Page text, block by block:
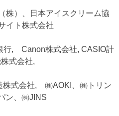
株）、日本アイスクリーム協
イト株式会社
行, Canon株式会社, CASIO計
式会社,
式会社, ㈱AOKI、㈱トリン
ン、㈱JINS